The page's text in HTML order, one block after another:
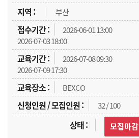
부산
2026-06-01 13:00
2026-07-03 18:00
2026-07-08 09:30
2026-07-09 17:30
BEXCO
32 / 100
모집마감